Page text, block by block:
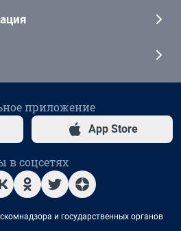
приложение
App Store
в соцсетях
и государственных органов